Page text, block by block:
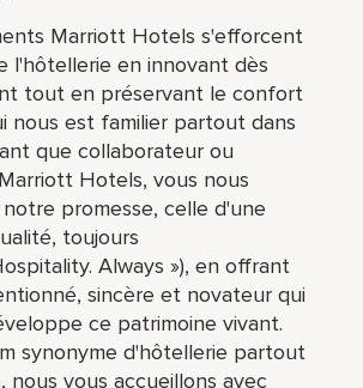
Marriott Hotels s'efforcent
l'hôtellerie en innovant dès
tout en préservant le confort
nous est familier partout dans
que collaborateur ou
Hotels, vous nous
promesse, celle d'une
toujours
Always »), en offrant
sincère et novateur qui
ce patrimoine vivant.
synonyme d'hôtellerie partout
nous vous accueillons avec